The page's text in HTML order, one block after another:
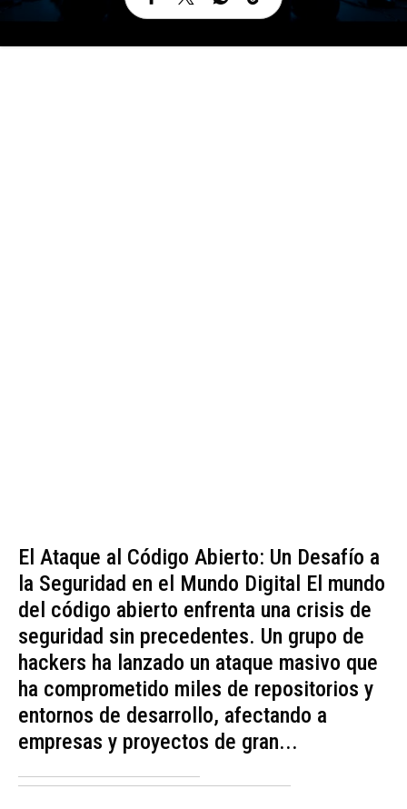
El Ataque al Código Abierto: Un Desafío a
la Seguridad en el Mundo Digital El mundo
del código abierto enfrenta una crisis de
seguridad sin precedentes. Un grupo de
hackers ha lanzado un ataque masivo que
ha comprometido miles de repositorios y
entornos de desarrollo, afectando a
empresas y proyectos de gran...